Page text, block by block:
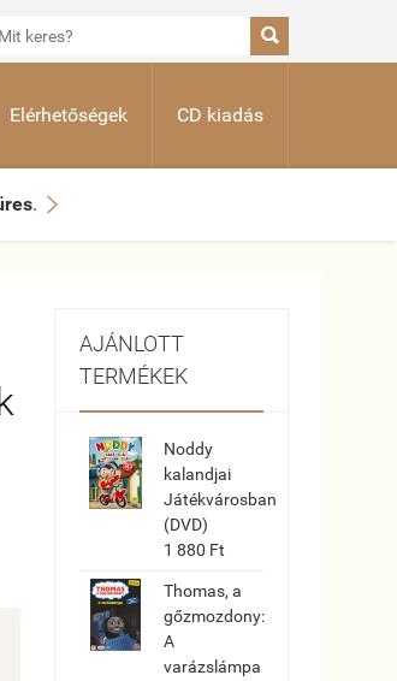

Elérhetőségek CD kiadás
. 
AJÁNLOTT
TERMÉKEK
Noddy
kalandjai
Játékvárosban
(DVD)
1 880 Ft
Thomas, a
gőzmozdony:
A
varázslámpa